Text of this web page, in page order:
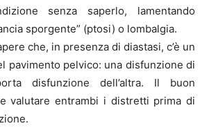
senza saperlo, lamentando
sporgente” (ptosi) o lombalgia.
che, in presenza di diastasi, c’è un
pavimento pelvico: una disfunzione di
disfunzione dell’altra. Il buon
valutare entrambi i distretti prima di